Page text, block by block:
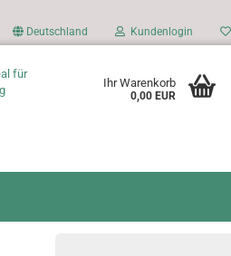
Deutschland Kundenlogin
für
Ihr Warenkorb
0,00 EUR